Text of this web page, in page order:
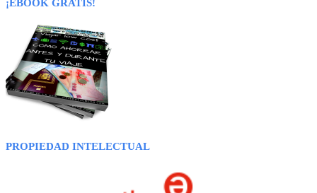
¡EBOOK GRATIS!
PROPIEDAD INTELECTUAL